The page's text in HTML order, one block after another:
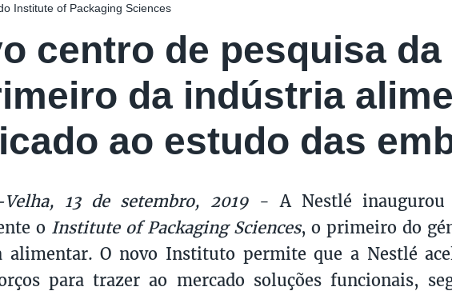
Institute of Packaging Sciences
centro de pesquisa da
da indústria
ao estudo das
13 de setembro, 2019- A Nestlé inaugurou
o Institute of Packaging Sciences, o primeiro do
alimentar. O novo Instituto permite que a Nestlé
para trazer ao mercado soluções funcionais,